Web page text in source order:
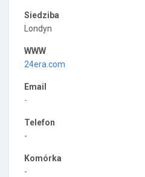
Siedziba
Londyn
WWW
24era.com
Email
-
Telefon
-
Komórka
-